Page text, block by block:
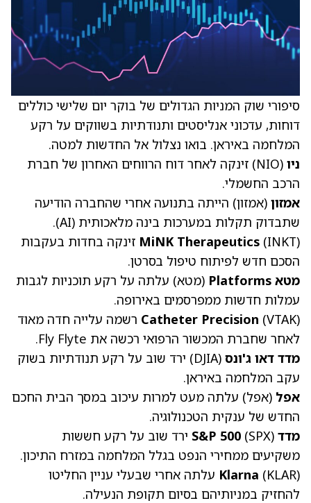
סיפורי שוק המניות הגדולים של בוקר יום שלישי כוללים
דוחות, עדכוני אנליסטים ותנודתיות בשווקים על רקע
המלחמה באיראן. בואו נצלול אל החדשות למטה.
ניו (NIO)
זינקה לאחר דוח הרווחים האחרון של חברת
הרכב החשמלי.
אמזון (אמזון) הייתה בתנועה אחרי שהחברה הודיעה
שתבדוק תקלות במערכות בינה מלאכותית (AI).
MiNK Therapeutics (INKT)
זינקה בחדות בעקבות
הסכם חדש לפיתוח טיפול בסרטן.
מטא Platforms
(מטא) עלתה על רקע תוכניות לגבות
עמלות חדשות ממפרסמים באירופה.
Catheter Precision (VTAK)
רשמה עלייה חדה מאוד
לאחר שחברת המכשור הרפואי רכשה את Fly Flyte.
מדד דאו ג'ונס
(DJIA) ירד שוב על רקע תנודתיות בשוק
עקב המלחמה באיראן.
אפל (אפל) עלתה מעט למרות עיכוב במסך הבית החכם
החדש של ענקית הטכנולוגיה.
מדד S&P 500
(SPX) ירד שוב על רקע חששות
משקיעים ממחירי הנפט בגלל המלחמה במזרח התיכון.
Klarna (KLAR)
עלתה אחרי שבעלי עניין החליטו
להחזיק במניותיהם בסיום תקופת הנעילה.